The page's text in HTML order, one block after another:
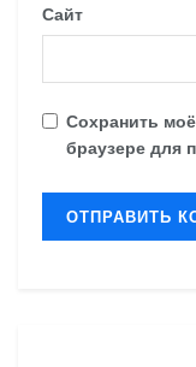
Сайт
Сохранить
браузере для